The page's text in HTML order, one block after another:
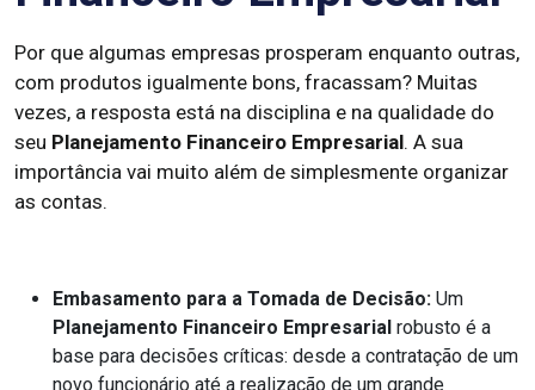
Por que algumas empresas prosperam enquanto outras,
com produtos igualmente bons, fracassam? Muitas
vezes, a resposta está na disciplina e na qualidade do
seu Planejamento Financeiro Empresarial. A sua
importância vai muito além de simplesmente organizar
as contas.
Embasamento para a Tomada de Decisão: Um
Planejamento Financeiro Empresarial robusto é a
base para decisões críticas: desde a contratação de um
novo funcionário até a realização de um grande